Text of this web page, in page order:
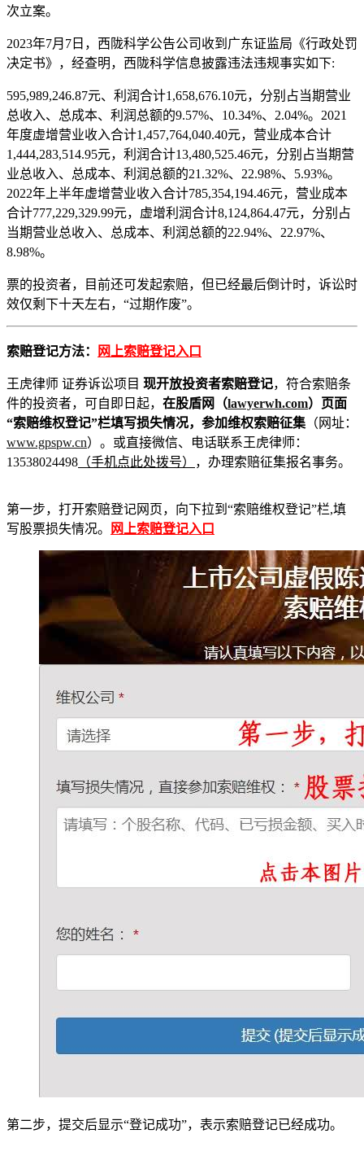
次立案。
2023年7月7日，西陇科学公告公司收到广东证监局《行政处罚
决定书》，经查明，西陇科学信息披露违法违规事实如下:
595,989,246.87元、利润合计1,658,676.10元，分别占当期营业
总收入、总成本、利润总额的9.57%、10.34%、2.04%。2021
年度虚增营业收入合计1,457,764,040.40元，营业成本合计
1,444,283,514.95元，利润合计13,480,525.46元，分别占当期营
业总收入、总成本、利润总额的21.32%、22.98%、5.93%。
2022年上半年虚增营业收入合计785,354,194.46元，营业成本
合计777,229,329.99元，虚增利润合计8,124,864.47元，分别占
当期营业总收入、总成本、利润总额的22.94%、22.97%、
8.98%。
票的投资者，目前还可发起索赔，但已经最后倒计时，诉讼时
效仅剩下十天左右，“过期作废”。
索赔登记方法： 网上索赔登记入口
王虎律师 证券诉讼项目 现开放投资者索赔登记，符合索赔条
件的投资者，可自即日起， 在股盾网（lawyerwh.com）页面
“索赔维权登记”栏填写损失情况，参加维权索赔征集 （网址：
www.gpspw.cn）。或直接微信、电话联系王虎律师：
13538024498 （手机点此处拨号） ，办理索赔征集报名事务。
第一步，打开索赔登记网页，向下拉到“索赔维权登记”栏,填
写股票损失情况。
网上索赔登记入口
第二步，提交后显示“登记成功”，表示索赔登记已经成功。